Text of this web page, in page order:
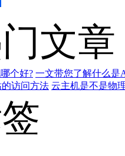
文章
个好? 一文带您了解什么是
访问方法 云主机是不是物